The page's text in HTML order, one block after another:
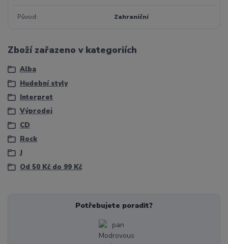
Původ Zahraniční
Zboží zařazeno v kategoriích
Alba
Hudební styly
Interpret
Výprodej
CD
Rock
J
Od 50 Kč do 99 Kč
Potřebujete poradit?